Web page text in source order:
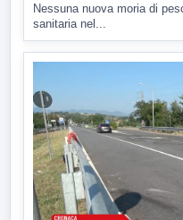
Nessuna nuova moria di
sanitaria nel...